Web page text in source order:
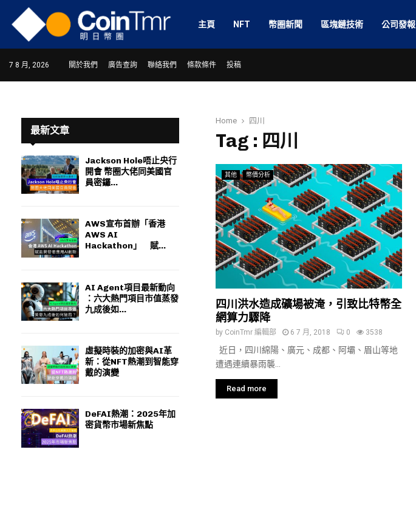
主頁 NFT 幣圈新聞 區塊鏈技術 公司發報
7 8 月, 2026 關於我們 廣告查詢 聯絡我們 條款條件 投稿
Home 四川
Tag : 四川
其他 幣價分析
四川洪水造成礦場被淹，引致比特幣全
網算力驟降
by CoinTmr 編輯部 6 7 月, 2018 0 3538
近日，四川綿陽、廣元、成都、阿壩、眉山等地
遭遇連續暴雨襲...
Read more
最新文章
Jackson Hole唔止央行
開會 幣圈大佬同美國官
員密鑼...
AWS宣布首辦「香港
AWS AI
Hackathon」 賦...
AI Agent項目最新動向
：六大熱門項目市值蒸發
九成後如...
虛擬時裝的加密與AI革
新：從NFT熱潮到智能穿
戴的演變
DeFAI熱潮：2025年加
密貨幣市場新焦點